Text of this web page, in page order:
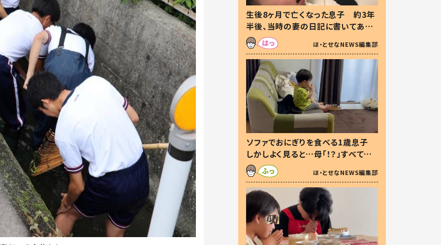
生後8ヶ月で亡くなった息子 約3年
半後、当時の妻の日記に書いてあっ
た本音とは
ほ・とせなNEWS編集部
ソファでおにぎりを食べる1歳息子
しかしよく見ると…母「！？」すべてを
察した母の投稿に「可愛いから許
す！」「現行犯〜」
ほ・とせなNEWS編集部